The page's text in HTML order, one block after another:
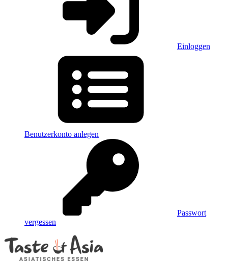
Einloggen
Benutzerkonto anlegen
Passwort
vergessen